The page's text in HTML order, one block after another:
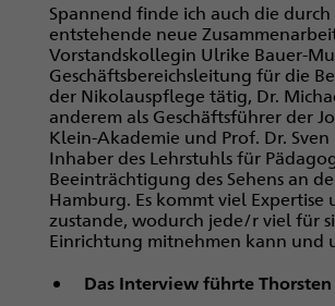
Spannend finde ich auch die durch
entstehende neue
Vorstandskollegin Ulrike Bauer-
Geschäftsbereichsleitung für die
der Nikolauspflege tätig, Dr.
anderem als Geschäftsführer der
Klein-Akademie und Prof. Dr.
Inhaber des Lehrstuhls für
Beeinträchtigung des Sehens an
Hamburg. Es kommt viel Expertise
zustande, wodurch jede/r viel für
Einrichtung mitnehmen kann und
Das Interview führte Thorsten